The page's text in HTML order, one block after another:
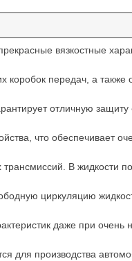
вязкостные
передач, а также
отличную защиту
что обеспечивает
В жидкости
циркуляцию
даже при очень
для производства